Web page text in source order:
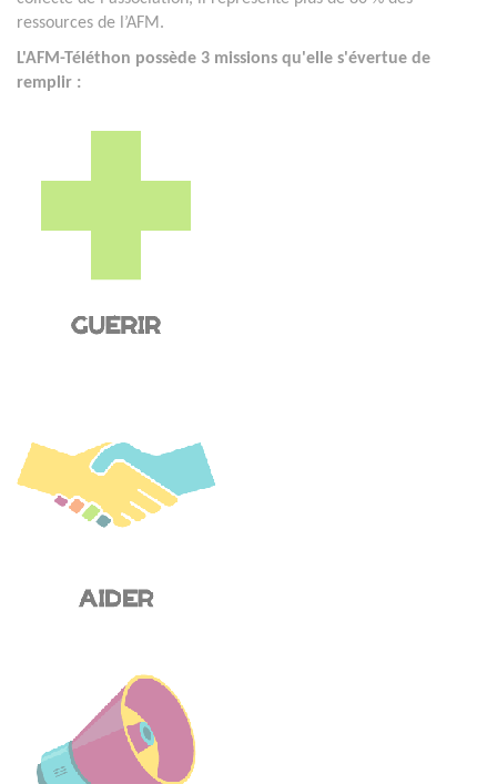
ressources de l’AFM.
L'AFM-Téléthon possède 3 missions qu'elle s'évertue de
remplir :